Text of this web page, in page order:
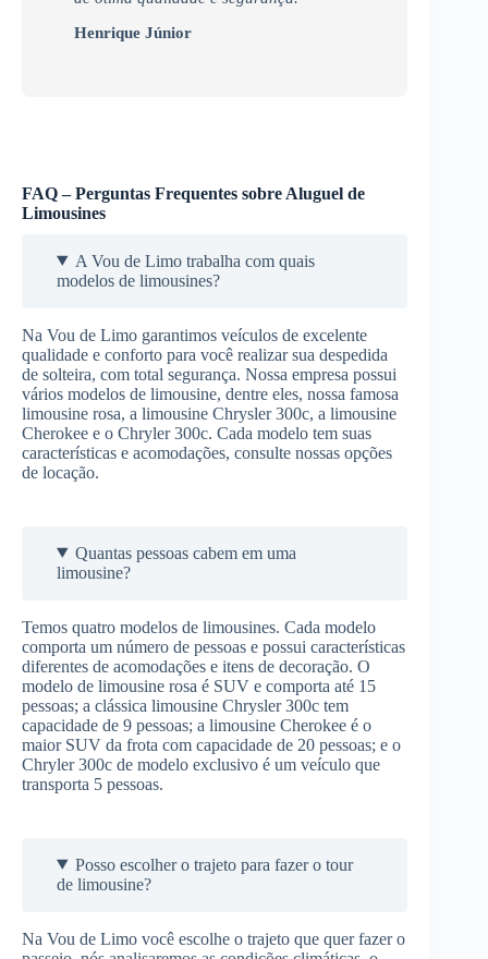
Henrique Júnior
FAQ – Perguntas Frequentes sobre Aluguel de
Limousines
A Vou de Limo trabalha com quais
modelos de limousines?
Na Vou de Limo garantimos veículos de excelente
qualidade e conforto para você realizar sua despedida
de solteira, com total segurança. Nossa empresa possui
vários modelos de limousine, dentre eles, nossa famosa
limousine rosa, a limousine Chrysler 300c, a limousine
Cherokee e o Chryler 300c. Cada modelo tem suas
características e acomodações, consulte nossas opções
de locação.
Quantas pessoas cabem em uma
limousine?
Temos quatro modelos de limousines. Cada modelo
comporta um número de pessoas e possui características
diferentes de acomodações e itens de decoração. O
modelo de limousine rosa é SUV e comporta até 15
pessoas; a clássica limousine Chrysler 300c tem
capacidade de 9 pessoas; a limousine Cherokee é o
maior SUV da frota com capacidade de 20 pessoas; e o
Chryler 300c de modelo exclusivo é um veículo que
transporta 5 pessoas.
Posso escolher o trajeto para fazer o tour
de limousine?
Na Vou de Limo você escolhe o trajeto que quer fazer o